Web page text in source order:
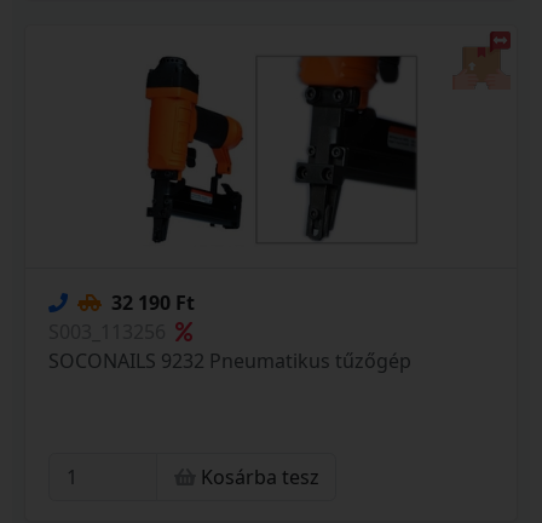
32 190 Ft
SOCONAILS 9232 Pneumatikus tűzőgép
Kosárba tesz